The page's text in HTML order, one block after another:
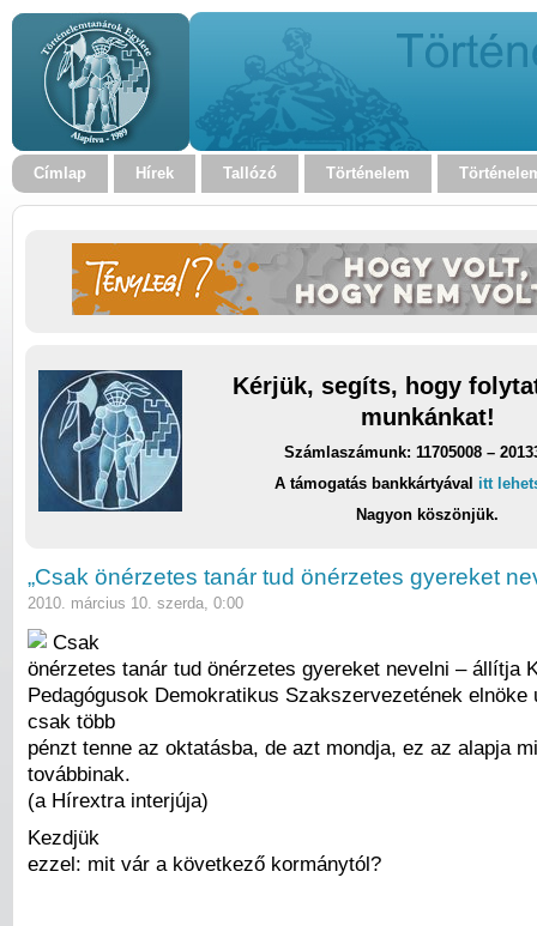
Címlap Hírek Tallózó Történelem
Kérjük, segíts, hogy
munkánkat!
Számlaszámunk: 11705008 –
A támogatás bankkártyával itt
Nagyon köszönjük.
„Csak önérzetes tanár tud önérzetes gyereket
2010. március 10. szerda, 0:00
Csak
önérzetes tanár tud önérzetes gyereket nevelni – állítja
Pedagógusok Demokratikus Szakszervezetének elnöke
csak több
pénzt tenne az oktatásba, de azt mondja, ez az alapja
továbbinak.
(a Hírextra interjúja)
Kezdjük
ezzel: mit vár a következő kormánytól?